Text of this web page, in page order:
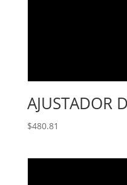
AJUSTADOR
$480.81